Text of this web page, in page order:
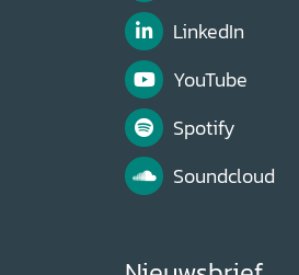
LinkedIn
YouTube
Spotify
Soundcloud